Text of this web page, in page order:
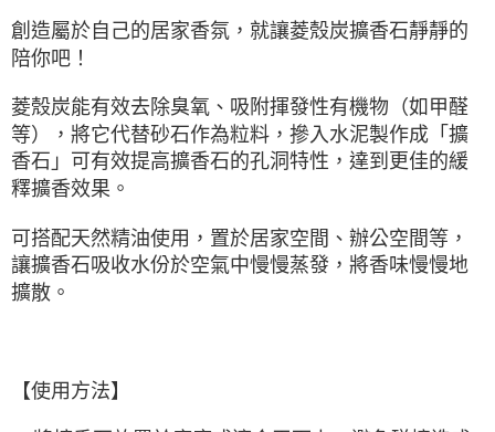
創造屬於自己的居家香氛，就讓菱殼炭擴香石靜靜的
陪你吧！
菱殼炭能有效去除臭氧、吸附揮發性有機物（如甲醛
等），將它代替砂石作為粒料，摻入水泥製作成「擴
香石」可有效提高擴香石的孔洞特性，達到更佳的緩
釋擴香效果。
可搭配天然精油使用，置於居家空間、辦公空間等，
讓擴香石吸收水份於空氣中慢慢蒸發，將香味慢慢地
擴散。
【使用方法】